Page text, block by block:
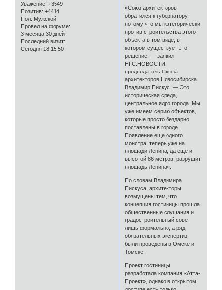
Уважение: +3549
Позитив: +4414
Пол: Мужской
Провел на форуме:
3 месяца 30 дней
Последний визит:
Сегодня 18:15:50
«Союз архитекторов
обратился к губернатору,
потому что мы категорически
против строительства этого
объекта в том виде, в
котором существует это
решение, — заявил
НГС.НОВОСТИ
председатель Союза
архитекторов Новосибирска
Владимир Пискус. — Это
историческая среда,
центральное ядро города. Мы
уже имеем серию объектов,
которые просто бездарно
поставлены в городе.
Появление еще одного
монстра, теперь уже на
площади Ленина, да еще и
высотой 86 метров, разрушит
площадь Ленина».
По словам Владимира
Пискуса, архитекторы
возмущены тем, что
концепция гостиницы прошла
общественные слушания и
градостроительный совет
лишь формально, а ряд
обязательных экспертиз
были проведены в Омске и
Томске.
Проект гостиницы
разработала компания «Атта-
Проект», однако в открытом